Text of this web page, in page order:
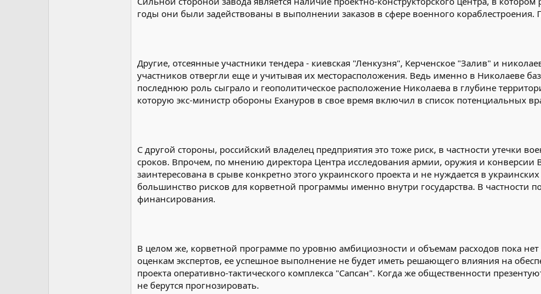
годы они были задействованы в выполнении заказов в сфере военного кораблестроения.
Другие, отсеянные участники тендера - киевская "Ленкузня", Керченское "Залив" и
участников отвергли еще и учитывая их месторасположения. Ведь именно в Николаеве
последнюю роль сыграло и геополитическое расположение Николаева в глубине
которую экс-министр обороны Ехануров в свое время включил в список потенциальных
С другой стороны, российский владелец предприятия это тоже риск, в частности утечки
сроков. Впрочем, по мнению директора Центра исследования армии, оружия и конверсии
заинтересована в срыве конкретно этого украинского проекта и не нуждается в
большинство рисков для корветной программы именно внутри государства. В частности
финансирования.
В целом же, корветной программе по уровню амбициозности и объемам расходов пока нет
оценкам экспертов, ее успешное выполнение не будет иметь решающего влияния на
проекта оперативно-тактического комплекса "Сапсан". Когда же общественности
не берутся прогнозировать.